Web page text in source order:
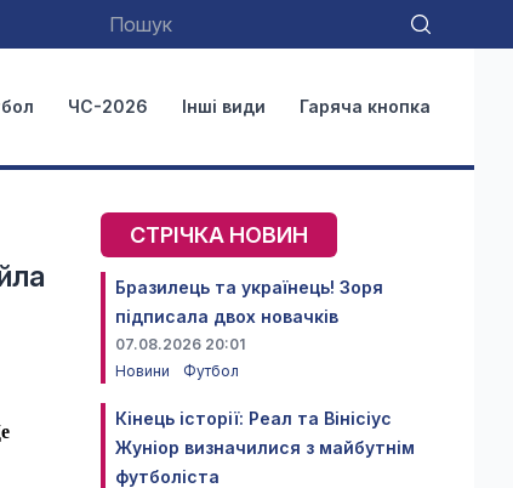
ЧС-2026 Інші види Гаряча кнопка
СТРІЧКА НОВИН
Бразилець та українець! Зоря
підписала двох новачків
07.08.2026 20:01
Новини
Футбол
Кінець історії: Реал та Вінісіус
Жуніор визначилися з майбутнім
футболіста